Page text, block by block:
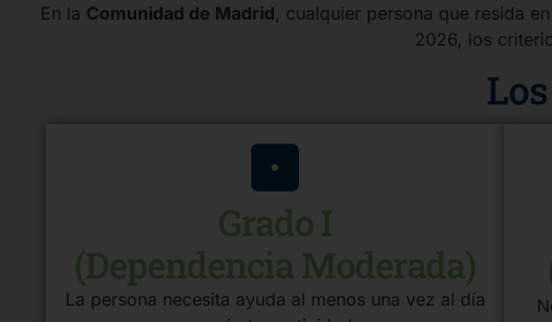
En la Comunidad de Madrid, cualquier persona que resida
2026, los
Grado I
(Dependencia Moderada)
La persona necesita ayuda al menos una vez al día